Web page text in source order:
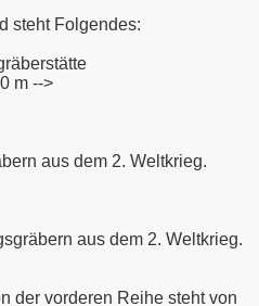
steht Folgendes:
m -->
aus dem 2. Weltkrieg.
aus dem 2. Weltkrieg.
der vorderen Reihe steht von